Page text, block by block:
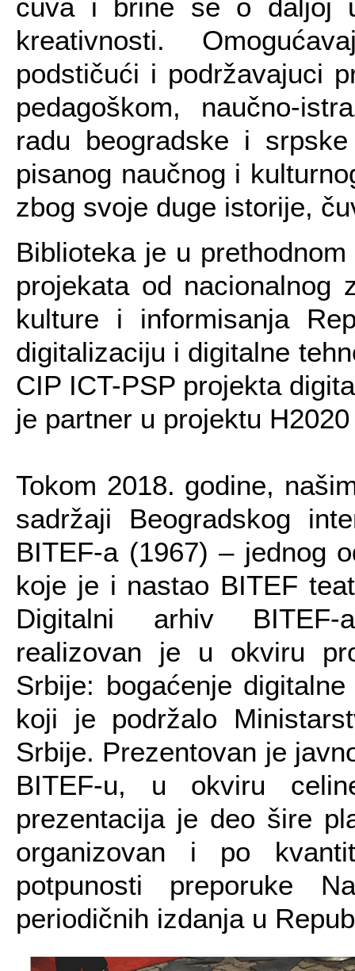
čuva i brine se o daljoj
kreativnosti.
podstičući i podržavajuci
pedagoškom, naučno-
radu beogradske i
pisanog naučnog i
zbog svoje duge istorije,
Biblioteka je u
projekata od nacionalnog
kulture i informisanja
digitalizaciju i digitalne
CIP ICT-PSP projekta
je partner u projektu
Tokom 2018. godine,
sadržaji Beogradskog
BITEF-a (1967) – jednog
koje je i nastao BITEF
Digitalni arhiv BITEF-a
realizovan je u okviru
Srbije: bogaćenje
koji je podržalo
Srbije. Prezentovan je
BITEF-u, u okviru
prezentacija je deo šire
organizovan i po
potpunosti preporuke
periodičnih izdanja u